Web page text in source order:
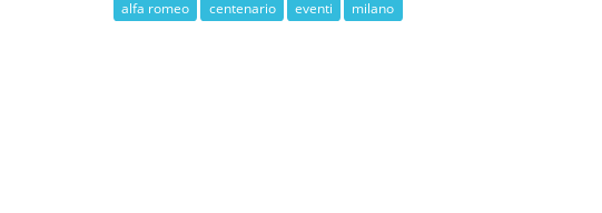
alfa romeo centenario eventi milano